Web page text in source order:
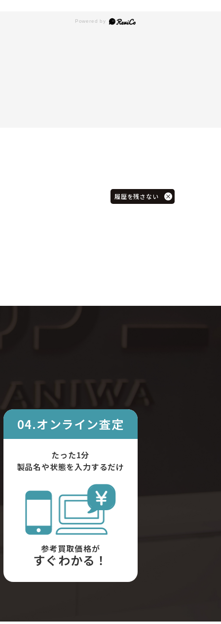
履歴を残さない
04.オンライン査定
たった1分
製品名や状態を入力するだけ
参考買取価格が
すぐわかる！